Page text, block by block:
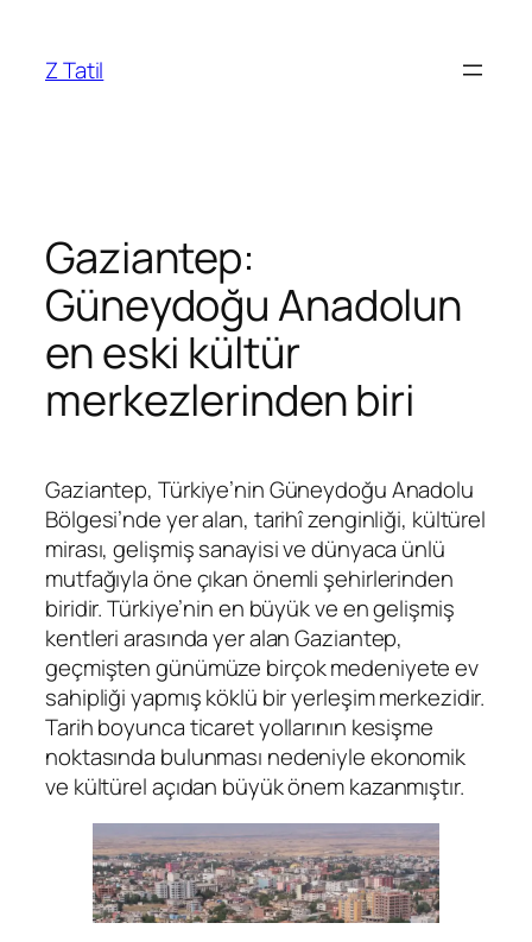
Z Tatil
Gaziantep:
Güneydoğu Anadolun
en eski kültür
merkezlerinden biri
Gaziantep, Türkiye’nin Güneydoğu Anadolu
Bölgesi’nde yer alan, tarihî zenginliği, kültürel
mirası, gelişmiş sanayisi ve dünyaca ünlü
mutfağıyla öne çıkan önemli şehirlerinden
biridir. Türkiye’nin en büyük ve en gelişmiş
kentleri arasında yer alan Gaziantep,
geçmişten günümüze birçok medeniyete ev
sahipliği yapmış köklü bir yerleşim merkezidir.
Tarih boyunca ticaret yollarının kesişme
noktasında bulunması nedeniyle ekonomik
ve kültürel açıdan büyük önem kazanmıştır.